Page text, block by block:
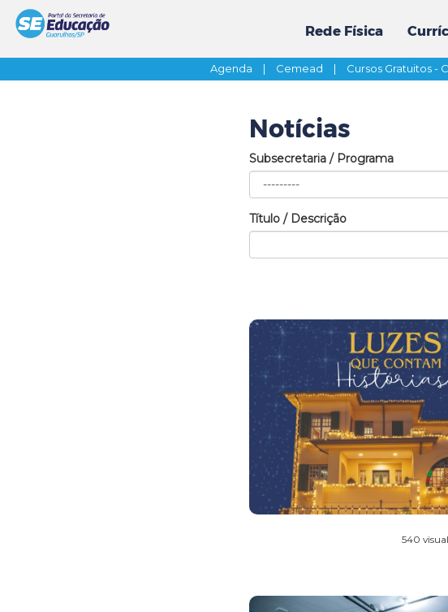
Rede Física
Agenda | Cemead | Cursos Gratuitos -
Notícias
Subsecretaria / Programa
Título / Descrição
540